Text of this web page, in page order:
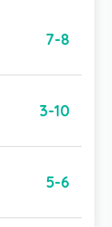
7-8
3-10
5-6